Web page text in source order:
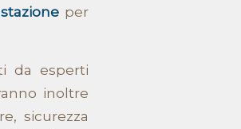
per
da esperti
inoltre
sicurezza